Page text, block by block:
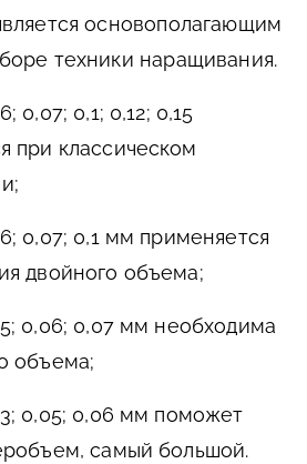
основополагающим
техники наращивания.
0,07; 0,1; 0,12; 0,15
при классическом
0,07; 0,1 мм применяется
двойного объема;
0,06; 0,07 мм необходима
объема;
0,05; 0,06 мм поможет
самый большой.